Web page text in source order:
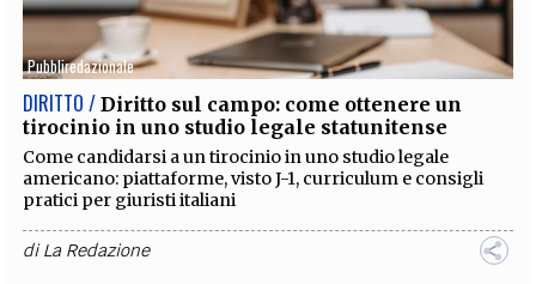
EXTRA
CODICI RUBRICHE LIBRI PROCEEDINGS PUBBLICITÀ CONTATTI
SOCIAL MEDIA
Pubbliredazionale
DIRITTO / Diritto sul campo: come ottenere un
tirocinio in uno studio legale statunitense
Come candidarsi a un tirocinio in uno studio legale
americano: piattaforme, visto J-1, curriculum e consigli
pratici per giuristi italiani
diLa Redazione